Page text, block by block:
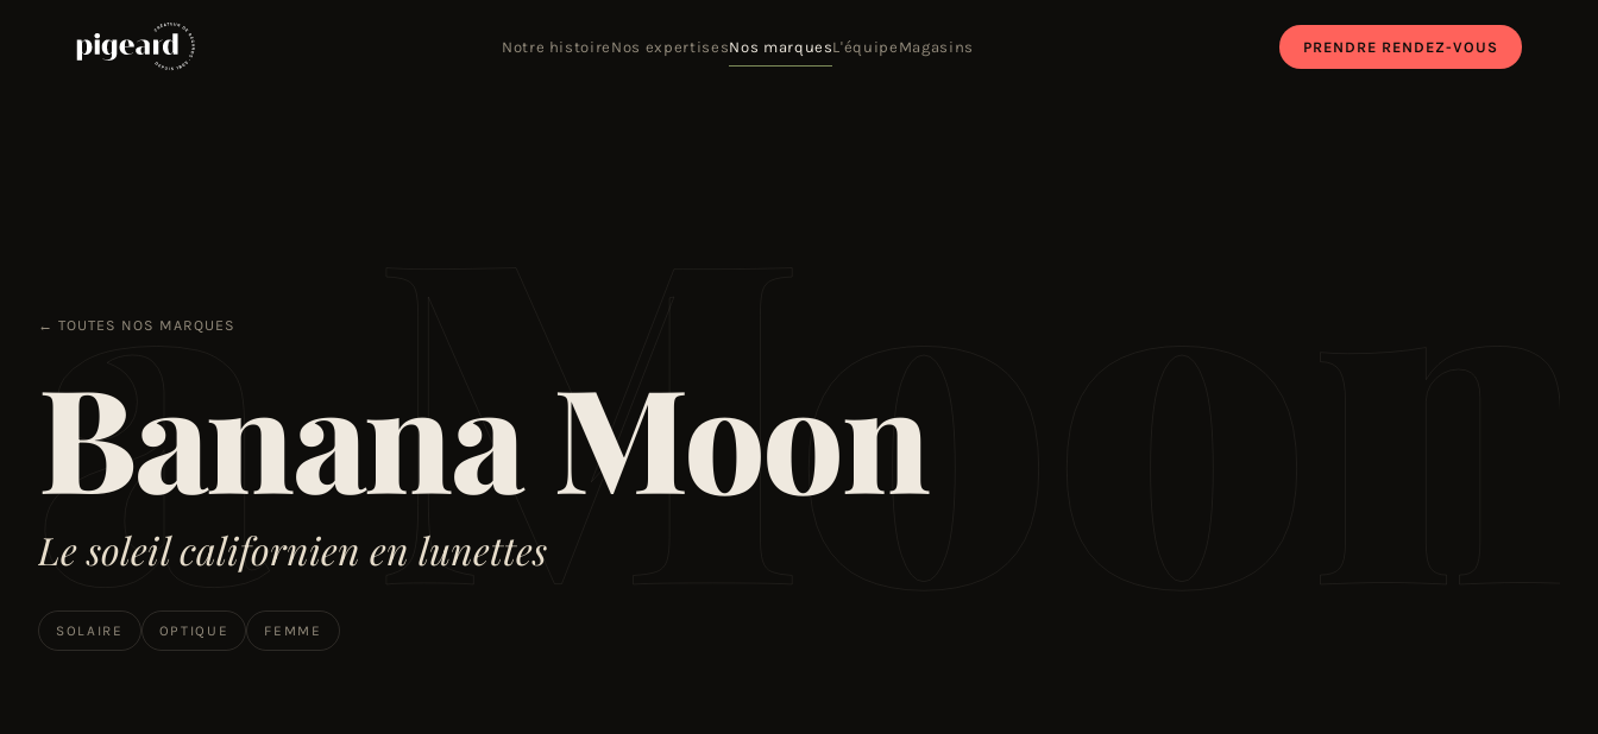
Notre histoire Nos expertisesNos marquesL'équipe Magasins PRENDRE RENDEZ-VOUS
Moon
← TOUTES NOS MARQUES
Banana Moon
Le soleil californien en lunettes
SOLAIRE OPTIQUE FEMME